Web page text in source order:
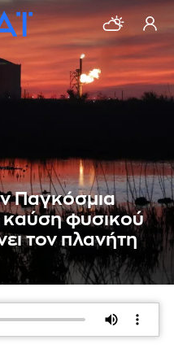
Παγκόσμια
φυσικού
τον πλανήτη